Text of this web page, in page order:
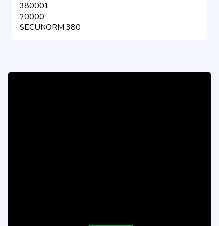
380001
20000
SECUNORM 380